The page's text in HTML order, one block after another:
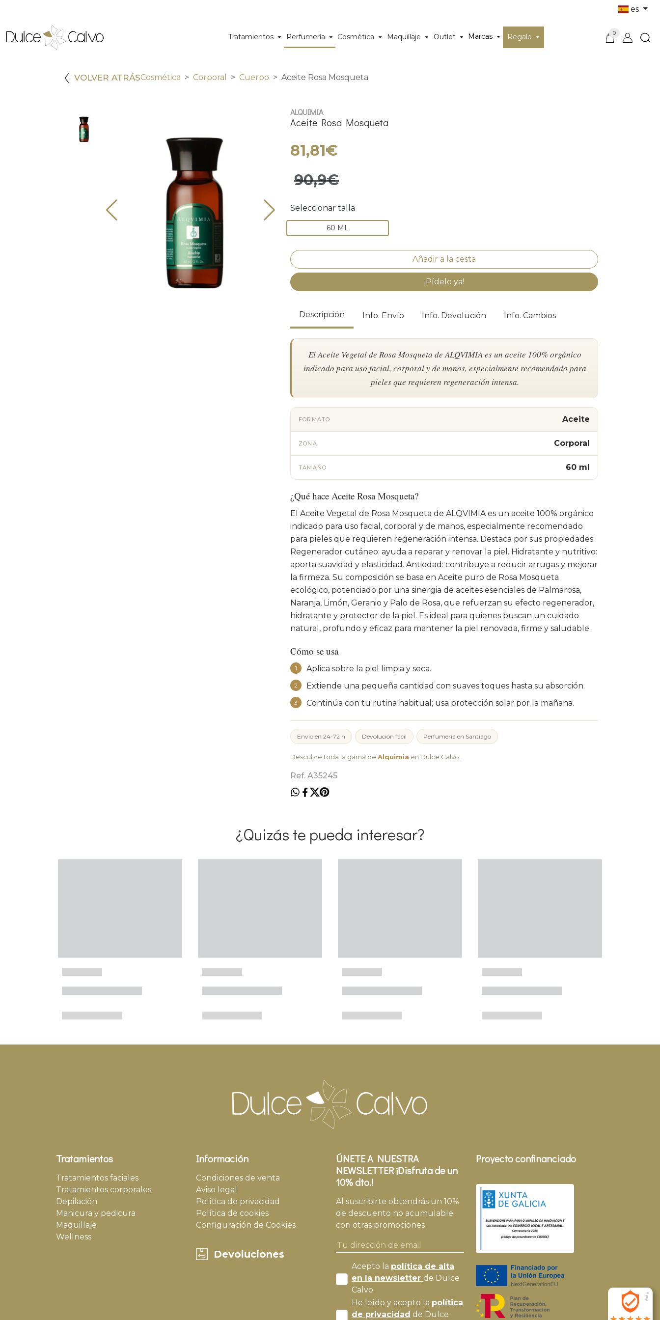
es
Tratamientos Perfumería Cosmética Maquillaje Outlet Marcas Regalo 0
VOLVER ATRÁSCosmética Corporal Cuerpo Aceite Rosa Mosqueta
ALQUIMIA
Aceite Rosa Mosqueta
81,81€
90,9€
Seleccionar talla
60 ML
¡Pídelo ya!
Descripción Info. Envío Info. Devolución Info. Cambios
El Aceite Vegetal de Rosa Mosqueta de ALQVIMIA es un aceite 100% orgánico
indicado para uso facial, corporal y de manos, especialmente recomendado para
pieles que requieren regeneración intensa.
FORMATO Aceite
ZONA Corporal
TAMAÑO 60 ml
¿Qué hace Aceite Rosa Mosqueta?
El Aceite Vegetal de Rosa Mosqueta de ALQVIMIA es un aceite 100% orgánico
indicado para uso facial, corporal y de manos, especialmente recomendado
para pieles que requieren regeneración intensa. Destaca por sus propiedades:
Regenerador cutáneo: ayuda a reparar y renovar la piel. Hidratante y nutritivo:
aporta suavidad y elasticidad. Antiedad: contribuye a reducir arrugas y mejorar
la firmeza. Su composición se basa en Aceite puro de Rosa Mosqueta
ecológico, potenciado por una sinergia de aceites esenciales de Palmarosa,
Naranja, Limón, Geranio y Palo de Rosa, que refuerzan su efecto regenerador,
hidratante y protector de la piel. Es ideal para quienes buscan un cuidado
natural, profundo y eficaz para mantener la piel renovada, firme y saludable.
Cómo se usa
1 Aplica sobre la piel limpia y seca.
2 Extiende una pequeña cantidad con suaves toques hasta su absorción.
3 Continúa con tu rutina habitual; usa protección solar por la mañana.
Envío en 24-72 h Devolución fácil Perfumería en Santiago
Descubre toda la gama de Alquimia en Dulce Calvo.
Ref. A35245
¿Quizás te pueda interesar?
Tratamientos
Tratamientos faciales
Tratamientos corporales
Depilación
Manicura y pedicura
Maquillaje
Wellness
Información
Condiciones de venta
Aviso legal
Política de privacidad
Política de cookies
Configuración de Cookies
Devoluciones
ÚNETE A NUESTRA
NEWSLETTER ¡Disfruta de un
10% dto.!
Al suscribirte obtendrás un 10%
de descuento no acumulable
con otras promociones
Acepto la política de alta
en la newsletter de Dulce
Calvo.
He leído y acepto la política
de privacidad de Dulce
Proyecto confinanciado